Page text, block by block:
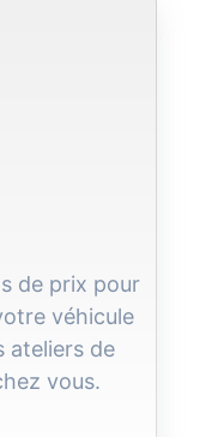
de prix pour
véhicule
ateliers de
vous.